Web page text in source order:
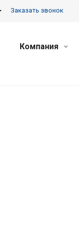
Заказать звонок
Компания